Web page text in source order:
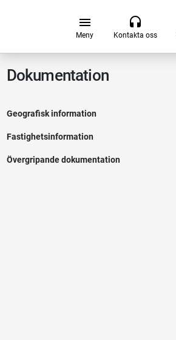
menu
Meny
headset
Kontakta oss
Dokumentation
Geografisk information
Fastighetsinformation
Övergripande dokumentation